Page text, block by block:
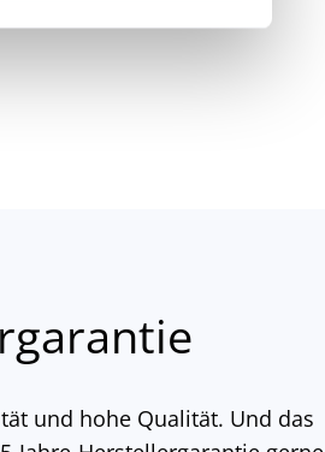
und hohe Qualität. Und das